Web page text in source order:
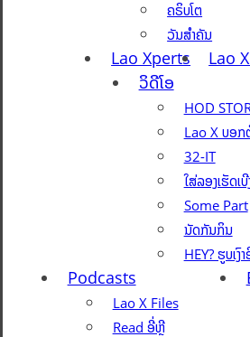
ຄຣິບໂຕ
ວັນສຳຄັນ
Lao Xperts
Lao
ວິດີໂອ
HOD
Lao X ບອກ
32-IT
ໃສ່ລອງເຮັດເ
Some Part
ນັດກັນກິນ
HEY? ຮູບເງົ
Podcasts
Lao X Files
Read ອີ່ຫຼີ